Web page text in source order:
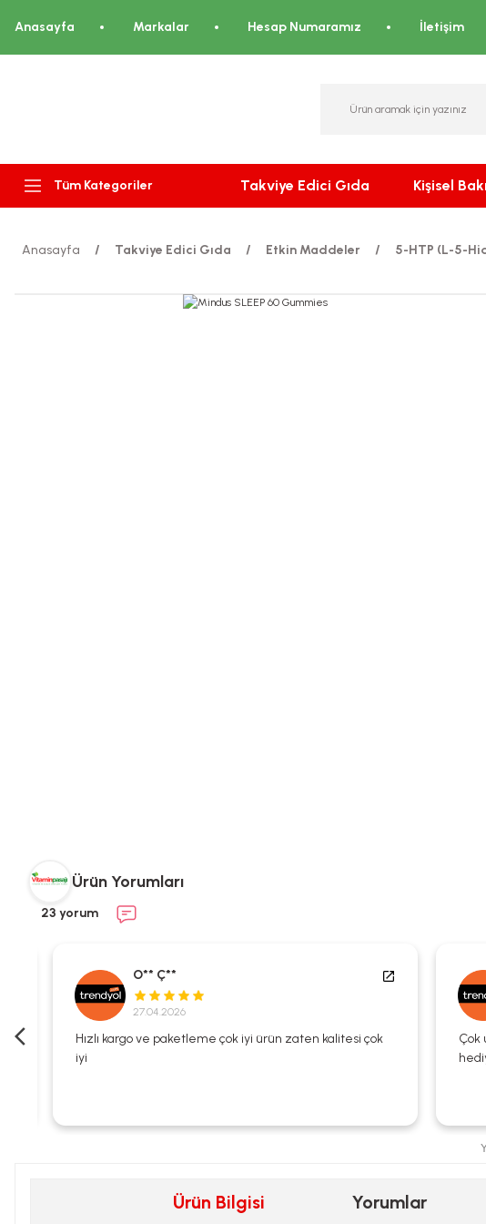
Anasayfa Markalar Hesap Numaramız İletişim
Tüm Kategoriler Takviye Edici Gıda Kişisel
Anasayfa Takviye Edici Gıda Etkin Maddeler 5-HTP (L-5-
Ürün Yorumları
23 yorum
O** Ç**
27.04.2026
Hızlı kargo ve paketleme çok iyi ürün zaten kalitesi çok
iyi
Çok
Ürün Bilgisi Yorumlar